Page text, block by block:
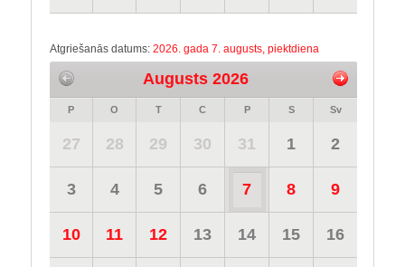
Atgriešanās datums: 2026. gada 7. augusts, piektdiena
Augusts 2026
P O T C P S Sv
27 28 29 30 31 1 2
3 4 5 6 7 8 9
10 11 12 13 14 15 16